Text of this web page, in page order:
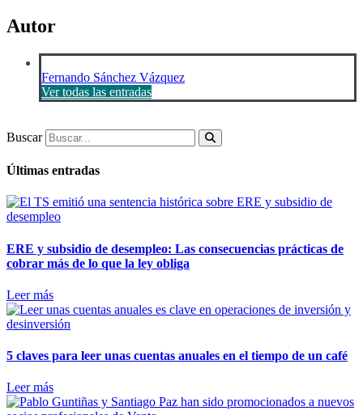
Autor
Fernando Sánchez Vázquez
Ver todas las entradas
Buscar
Últimas entradas
ERE y subsidio de desempleo: Las consecuencias prácticas de
cobrar más de lo que la ley obliga
Leer más
5 claves para leer unas cuentas anuales en el tiempo de un café
Leer más